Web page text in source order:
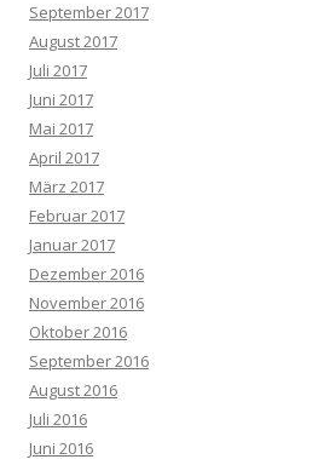
September 2017
August 2017
Juli 2017
Juni 2017
Mai 2017
April 2017
März 2017
Februar 2017
Januar 2017
Dezember 2016
November 2016
Oktober 2016
September 2016
August 2016
Juli 2016
Juni 2016